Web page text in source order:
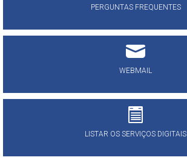
PERGUNTAS FREQUENTES
WEBMAIL
LISTAR OS SERVIÇOS DIGITAIS